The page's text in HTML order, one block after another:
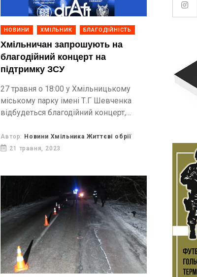
НОВИНИ ХМІЛЬНИК БЛАГОДІЙНІСТЬ
Хмільничан запрошують на
благодійний концерт на
підтримку ЗСУ
27 травня о 18:00 у Хмільницькому
міському парку імені Т.Г Шевченка
відбудеться благодійний концерт,
транспорт для ЗСУ.
Автор: Новини Хмільника Життєві обрії
21 травня, 2023